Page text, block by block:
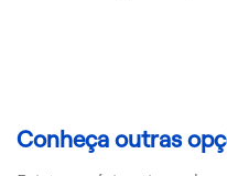
Conheça outras